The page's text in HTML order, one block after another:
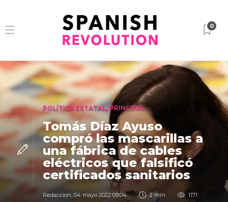
0
POLÍTICA ESTATAL,PRINCIPAL
Tomás Díaz Ayuso
compró las mascarillas a
una fábrica de cables
eléctricos que falsificó
certificados sanitarios
Redaccion, 04 mayo 2022 09:04 2 min 1171